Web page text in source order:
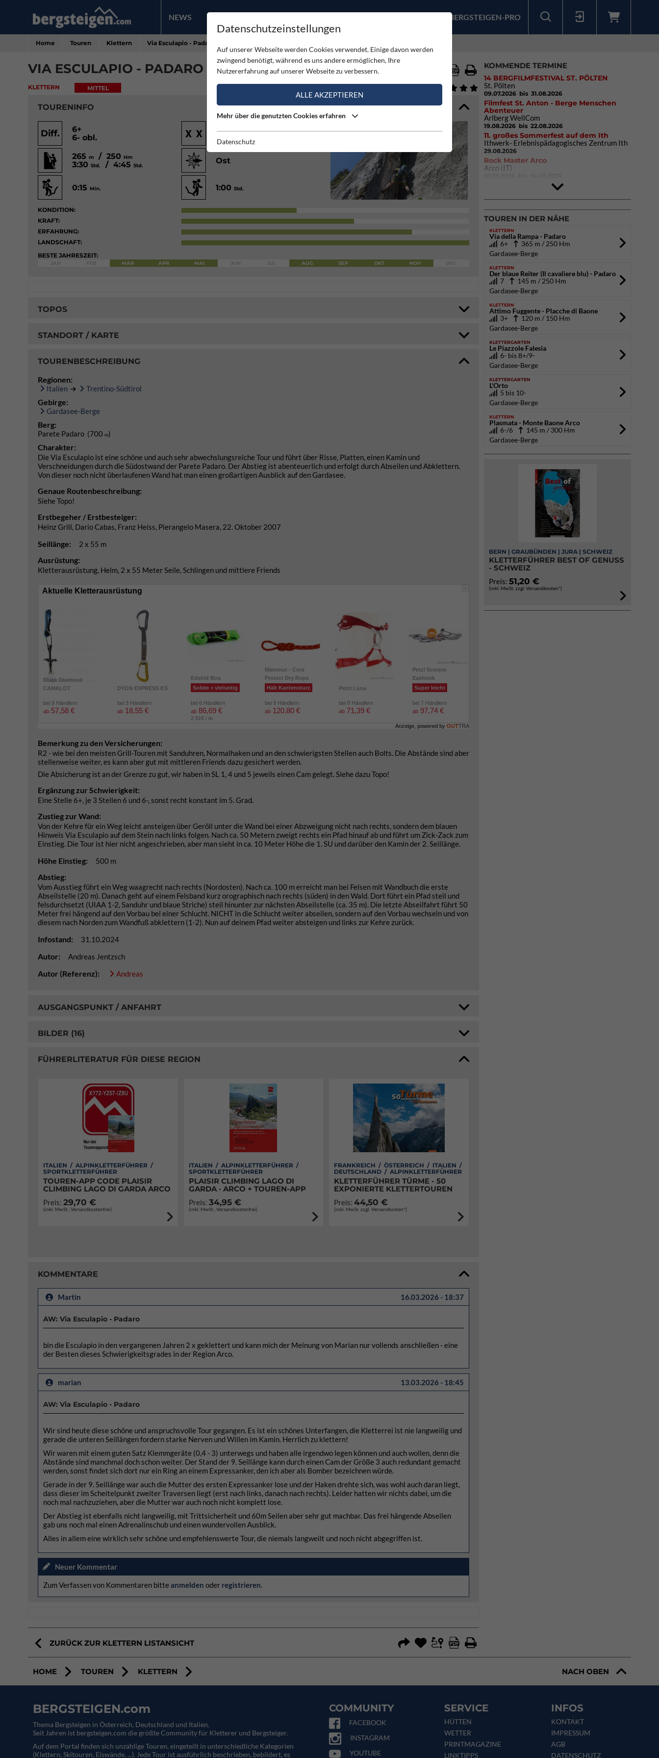
NEWS PRODUKTE BERGSTEIGEN-PRO
Home Touren Klettern Via Esculapio - Padaro
VIA ESCULAPIO - PADARO
KLETTERN MITTEL
TOURENINFO
Diff.
6+
6- obl.
Mittel
265m / 250 Hm
3:30Std. / 4:45Std.
Ost
0:15 Min. 1:00Std.
KONDITION:
KRAFT:
ERFAHRUNG:
LANDSCHAFT:
BESTE JAHRESZEIT:
MÄR APR MAI AUG SEP OKT NOV
TOPOS
STANDORT / KARTE
TOURENBESCHREIBUNG
Regionen:
Italien Trentino-Südtirol
Gebirge:
Gardasee-Berge
Berg:
Parete Padaro (700 m)
Charakter:
Die Via Esculapio ist eine schöne und auch sehr abwechslungsreiche Tour und führt über Risse, Platten, einen Kamin und
Verschneidungen durch die Südostwand der Parete Padaro. Der Abstieg ist abenteuerlich und erfolgt durch Abseilen und Abklettern.
Von dieser noch nicht überlaufenen Wand hat man einen großartigen Ausblick auf den Gardasee.
Genaue Routenbeschreibung:
Siehe Topo!
Erstbegeher / Erstbesteiger:
Heinz Grill, Dario Cabas, Franz Heiss, Pierangelo Masera, 22. Oktober 2007
Seillänge: 2 x 55 m
Ausrüstung:
Kletterausrüstung, Helm, 2 x 55 Meter Seile, Schlingen und mittlere Friends
i
Aktuelle Kletterausrüstung
Black Diamond
CAMALOT
bei 9 Händlern
ab 57,58 €
DYON EXPRESS KS
bei 3 Händlern
ab 18,55 €
Edelrid Boa
Solide + vielseitig
bei 6 Händlern
ab 86,69 €
2.91€ / m
Mammut - Core
Protect Dry Rope
Hält Kantensturz
bei 9 Händlern
ab 120,80 €
Petzl Luna
bei 8 Händlern
ab 71,39 €
Petzl Scorpio
Eashook
Super leicht
bei 7 Händlern
ab 97,74 €
Anzeige, powered by OUTTRA
Bemerkung zu den Versicherungen:
R2 - wie bei den meisten Grill-Touren mit Sanduhren, Normalhaken und an den schwierigsten Stellen auch Bolts. Die Abstände sind aber
stellenweise weiter, es kann aber gut mit mittleren Friends dazu gesichert werden.
Die Absicherung ist an der Grenze zu gut, wir haben in SL 1, 4 und 5 jeweils einen Cam gelegt. Siehe dazu Topo!
Ergänzung zur Schwierigkeit:
Eine Stelle 6+, je 3 Stellen 6 und 6-, sonst recht konstant im 5. Grad.
Zustieg zur Wand:
Von der Kehre für ein Weg leicht ansteigen über Geröll unter die Wand bei einer Abzweigung nicht nach rechts, sondern dem blauen
Hinweis Via Esculapio auf dem Stein nach links folgen. Nach ca. 50 Metern zweigt rechts ein Pfad hinauf ab und führt um Zick-Zack zum
Einstieg. Die Tour ist hier nicht angeschrieben, aber man sieht in ca. 10 Meter Höhe die 1. SU und darüber den Kamin der 2. Seillänge.
Höhe Einstieg: 500 m
Abstieg:
Vom Ausstieg führt ein Weg waagrecht nach rechts (Nordosten). Nach ca. 100 m erreicht man bei Felsen mit Wandbuch die erste
Abseilstelle (20 m). Danach geht auf einem Felsband kurz orographisch nach rechts (süden) in den Wald. Dort führt ein Pfad steil und
felsdurchsetzt (UIAA 1-2, Sanduhr und blaue Striche) steil hinunter zur nächsten Abseilstelle (ca. 35 m). Die letzte Abseilfahrt führt 50
Meter frei hängend auf den Vorbau bei einer Schlucht. NICHT in die Schlucht weiter abseilen, sondern auf den Vorbau wechseln und von
diesem nach Norden zum Wandfuß abklettern (1-2). Nun auf deinem Pfad weiter absteigen und links zur Kehre zurück.
Infostand: 31.10.2024
Autor: Andreas Jentzsch
Autor (Referenz): Andreas
AUSGANGSPUNKT / ANFAHRT
BILDER (16)
FÜHRERLITERATUR FÜR DIESE REGION
ITALIEN / ALPINKLETTERFÜHRER /
SPORTKLETTERFÜHRER
TOUREN-APP CODE PLAISIR
CLIMBING LAGO DI GARDA ARCO
Preis: 29,70 €
(inkl. MwSt., Versandkostenfrei)
ITALIEN / ALPINKLETTERFÜHRER /
SPORTKLETTERFÜHRER
PLAISIR CLIMBING LAGO DI
GARDA · ARCO + TOUREN-APP
Preis: 34,95 €
(inkl. MwSt., Versandkostenfrei)
FRANKREICH / ÖSTERREICH / ITALIEN /
DEUTSCHLAND / ALPINKLETTERFÜHRER
KLETTERFÜHRER TÜRME - 50
EXPONIERTE KLETTERTOUREN
Preis:44,50 €
(inkl. MwSt. zzgl. Versandkosten*)
KOMMENTARE
Martin 16.03.2026 - 18:37
AW: Via Esculapio - Padaro
bin die Esculapio in den vergangenen Jahren 2 x geklettert und kann mich der Meinung von Marian nur vollends anschließen - eine
der Besten dieses Schwierigkeitsgrades in der Region Arco.
marian 13.03.2026 - 18:45
AW: Via Esculapio - Padaro
Wir sind heute diese schöne und anspruchsvolle Tour gegangen. Es ist ein schönes Unterfangen, die Kletterrei ist nie langweilig und
gerade die unteren Seillängen fordern starke Nerven und Willen im Kamin. Herrlich zu klettern!
Wir waren mit einem guten Satz Klemmgeräte (0,4 - 3) unterwegs und haben alle irgendwo legen können und auch wollen, denn die
Abstände sind manchmal doch schon weiter. Der Stand der 9. Seillänge kann durch einen Cam der Größe 3 auch redundant gemacht
werden, sonst findet sich dort nur ein Ring an einem Expressanker, den ich aber als Bomber bezeichnen würde.
Gerade in der 9. Seillänge war auch die Mutter des ersten Expressanker lose und der Haken drehte sich, was wohl auch daran liegt,
dass dieser im Scheitelpunkt zweiter Traversen liegt (erst nach links, danach nach rechts). Leider hatten wir nichts dabei, um die
noch mal nachzuziehen, aber die Mutter war auch noch nicht komplett lose.
Der Abstieg ist ebenfalls nicht langweilig, mit Trittsicherheit und 60m Seilen aber sehr gut machbar. Das frei hängende Abseilen
gab uns noch mal einen Adrenalinschub und einen wundervollen Ausblick.
Alles in allem eine wirklich sehr schöne und empfehlenswerte Tour, die niemals langweilt und noch nicht abgegriffen ist.
Neuer Kommentar
Zum Verfassen von Kommentaren bitte anmelden oder registrieren.
ZURÜCK ZUR KLETTERN LISTANSICHT
KOMMENDE TERMINE
14 BERGFILMFESTIVAL ST. PÖLTEN
St. Pölten
09.07.2026 bis 31.08.2026
Filmfest St. Anton - Berge Menschen
Abenteuer
Arlberg WellCom
19.08.2026 bis 22.08.2026
11. großes Sommerfest auf dem Ith
Ithwerk- Erlebnispädagogisches Zentrum Ith
29.08.2026
Rock Master Arco
Arco (IT)
9. Eiskletter Festival Osttirol
08.01.2027bis 10.01.2027
TOUREN IN DER NÄHE
KLETTERN
Via della Rampa - Padaro
6+
365 m / 250 Hm
Gardasee-Berge
KLETTERN
Der blaue Reiter (Il cavaliere blu) - Padaro
7
145 m / 250 Hm
Gardasee-Berge
KLETTERN
Attimo Fuggente - Placche di Baone
3+
120 m / 150 Hm
Gardasee-Berge
KLETTERGARTEN
Le Piazzole Falesia
6- bis 8+/9-
Gardasee-Berge
KLETTERGARTEN
L'Orto
5 bis 10-
Gardasee-Berge
KLETTERN
Plasmata - Monte Baone Arco
6-/6
145 m / 300 Hm
Gardasee-Berge
BERN | GRAUBÜNDEN | JURA | SCHWEIZ
KLETTERFÜHRER BEST OF GENUSS
- SCHWEIZ
Preis: 51,20 €
(inkl. MwSt. zzgl. Versandkosten*)
HOME TOUREN KLETTERN NACH OBEN
BERGSTEIGEN.com
Thema Bergsteigen in Österreich, Deutschland und Italien.
Seit Jahren ist bergsteigen.com die größte Community für Kletterer und Bergsteiger.
Auf dem Portal finden sich unzählige Touren, eingeteilt in unterschiedliche Kategorien
(Klettern, Skitouren, Eiswände, ...). Jede Tour ist ausführlich beschrieben, bebildert, es
COMMUNITY
FACEBOOK
INSTAGRAM
YOUTUBE
SERVICE
HÜTTEN
WETTER
PRINTMAGAZINE
LINKTIPPS
INFOS
KONTAKT
IMPRESSUM
AGB
DATENSCHUTZ
Datenschutzeinstellungen
Auf unserer Webseite werden Cookies verwendet. Einige davon werden
zwingend benötigt, während es uns andere ermöglichen, Ihre
Nutzererfahrung auf unserer Webseite zu verbessern.
ALLE AKZEPTIEREN
Mehr über die genutzten Cookies erfahren
Datenschutz